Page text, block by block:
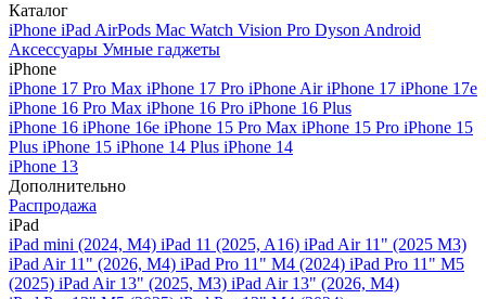
Каталог
iPhone iPad AirPods Mac Watch Vision Pro Dyson Android
Аксессуары Умные гаджеты
iPhone
iPhone 17 Pro Max iPhone 17 Pro iPhone AiriPhone 17 iPhone 17e
iPhone 16 Pro Max iPhone 16 Pro iPhone 16 Plus
iPhone 16 iPhone 16e iPhone 15 Pro Max iPhone 15 Pro iPhone 15
Plus iPhone 15 iPhone 14 Plus iPhone 14
iPhone 13
Дополнительно
Распродажа
iPad
iPad mini (2024, M4) iPad 11 (2025, A16) iPad Air 11" (2025 M3)
iPad Air 11" (2026, M4) iPad Pro 11" M4 (2024) iPad Pro 11" M5
(2025) iPad Air 13" (2025, M3) iPad Air 13" (2026, M4)